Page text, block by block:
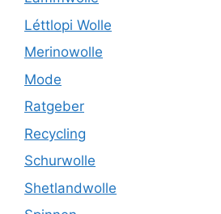
Léttlopi Wolle
Merinowolle
Mode
Ratgeber
Recycling
Schurwolle
Shetlandwolle